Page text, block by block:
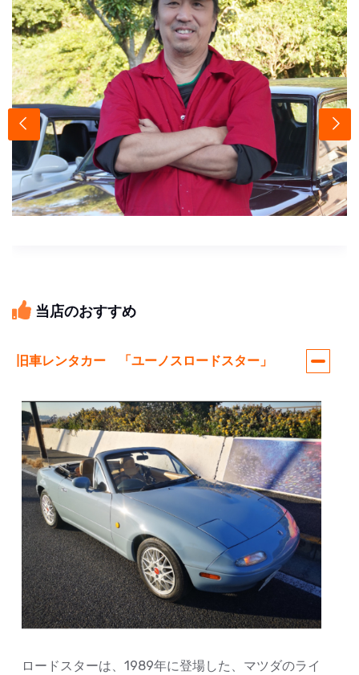
当店のおすすめ
旧車レンタカー 「ユーノスロードスター」
ロードスターは、1989年に登場した、マツダのライ